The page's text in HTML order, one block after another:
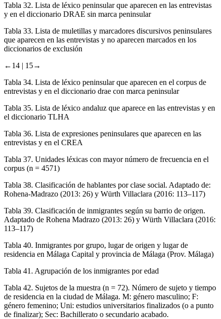
Tabla 32. Lista de léxico peninsular que aparecen en las entrevistas
y en el diccionario DRAE sin marca peninsular
Tabla 33. Lista de muletillas y marcadores discursivos peninsulares
que aparecen en las entrevistas y no aparecen marcados en los
diccionarios de exclusión
←14 | 15→
Tabla 34. Lista de léxico peninsular que aparecen en el corpus de
entrevistas y en el diccionario drae con marca peninsular
Tabla 35. Lista de léxico andaluz que aparece en las entrevistas y en
el diccionario TLHA
Tabla 36. Lista de expresiones peninsulares que aparecen en las
entrevistas y en el CREA
Tabla 37. Unidades léxicas con mayor número de frecuencia en el
corpus (n = 4571)
Tabla 38. Clasificación de hablantes por clase social. Adaptado de:
Rohena-Madrazo (2013: 26) y Würth Villaclara (2016: 113–117)
Tabla 39. Clasificación de inmigrantes según su barrio de origen.
Adaptado de Rohena Madrazo (2013: 26) y Würth Villaclara (2016:
113–117)
Tabla 40. Inmigrantes por grupo, lugar de origen y lugar de
residencia en Málaga Capital y provincia de Málaga (Prov. Málaga)
Tabla 41. Agrupación de los inmigrantes por edad
Tabla 42. Sujetos de la muestra (n = 72). Número de sujeto y tiempo
de residencia en la ciudad de Málaga. M: género masculino; F:
género femenino; Uni: estudios universitarios finalizados (o a punto
de finalizar); Sec: Bachillerato o secundario acabado.